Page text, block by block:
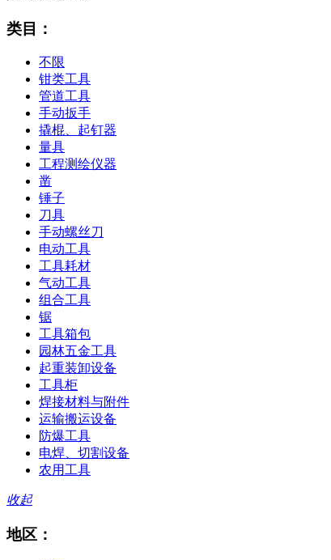
类目：
不限
钳类工具
管道工具
手动扳手
撬棍、起钉器
量具
工程测绘仪器
凿
锤子
刀具
手动螺丝刀
电动工具
工具耗材
气动工具
组合工具
锯
工具箱包
园林五金工具
起重装卸设备
工具柜
焊接材料与附件
运输搬运设备
防爆工具
电焊、切割设备
农用工具
收起
地区：